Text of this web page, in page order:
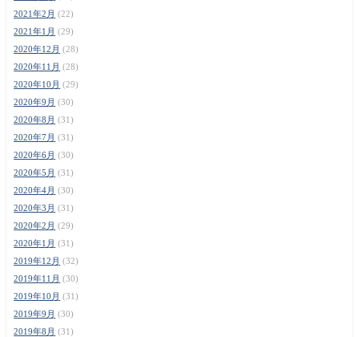
2021年2月 (22)
2021年1月 (29)
2020年12月 (28)
2020年11月 (28)
2020年10月 (29)
2020年9月 (30)
2020年8月 (31)
2020年7月 (31)
2020年6月 (30)
2020年5月 (31)
2020年4月 (30)
2020年3月 (31)
2020年2月 (29)
2020年1月 (31)
2019年12月 (32)
2019年11月 (30)
2019年10月 (31)
2019年9月 (30)
2019年8月 (31)